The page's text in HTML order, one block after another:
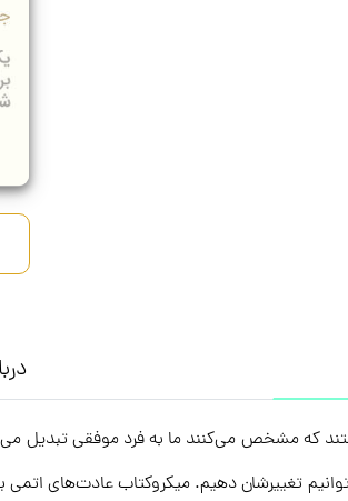
که مشخص می‌کنند ما به فرد موفقی تبدیل
تغییرشان دهیم. میکروکتاب عادت‌های